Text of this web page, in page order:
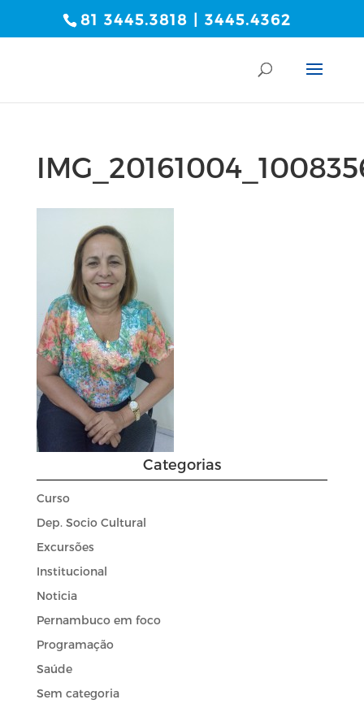
81 3445.3818 | 3445.4362
Categorias
Curso
Dep. Socio Cultural
Excursões
Institucional
Noticia
Pernambuco em foco
Programação
Saúde
Sem categoria